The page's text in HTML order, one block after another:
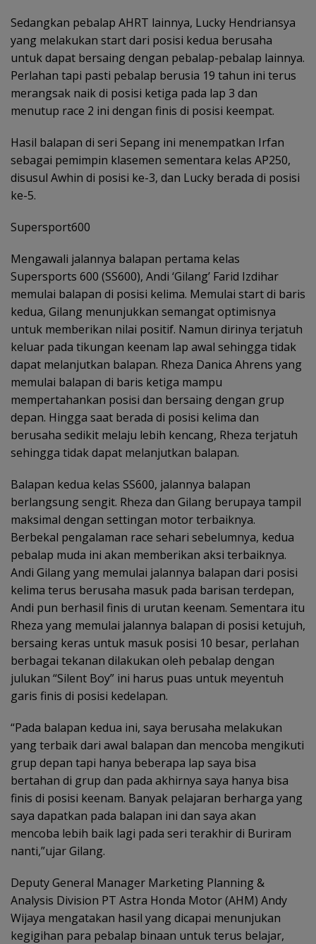
Sedangkan pebalap AHRT lainnya, Lucky Hendriansya
yang melakukan start dari posisi kedua berusaha
untuk dapat bersaing dengan pebalap-pebalap lainnya.
Perlahan tapi pasti pebalap berusia 19 tahun ini terus
merangsak naik di posisi ketiga pada lap 3 dan
menutup race 2 ini dengan finis di posisi keempat.
Hasil balapan di seri Sepang ini menempatkan Irfan
sebagai pemimpin klasemen sementara kelas AP250,
disusul Awhin di posisi ke-3, dan Lucky berada di posisi
ke-5.
Supersport600
Mengawali jalannya balapan pertama kelas
Supersports 600 (SS600), Andi ‘Gilang’ Farid Izdihar
memulai balapan di posisi kelima. Memulai start di baris
kedua, Gilang menunjukkan semangat optimisnya
untuk memberikan nilai positif. Namun dirinya terjatuh
keluar pada tikungan keenam lap awal sehingga tidak
dapat melanjutkan balapan. Rheza Danica Ahrens yang
memulai balapan di baris ketiga mampu
mempertahankan posisi dan bersaing dengan grup
depan. Hingga saat berada di posisi kelima dan
berusaha sedikit melaju lebih kencang, Rheza terjatuh
sehingga tidak dapat melanjutkan balapan.
Balapan kedua kelas SS600, jalannya balapan
berlangsung sengit. Rheza dan Gilang berupaya tampil
maksimal dengan settingan motor terbaiknya.
Berbekal pengalaman race sehari sebelumnya, kedua
pebalap muda ini akan memberikan aksi terbaiknya.
Andi Gilang yang memulai jalannya balapan dari posisi
kelima terus berusaha masuk pada barisan terdepan,
Andi pun berhasil finis di urutan keenam. Sementara itu
Rheza yang memulai jalannya balapan di posisi ketujuh,
bersaing keras untuk masuk posisi 10 besar, perlahan
berbagai tekanan dilakukan oleh pebalap dengan
julukan “Silent Boy” ini harus puas untuk meyentuh
garis finis di posisi kedelapan.
“Pada balapan kedua ini, saya berusaha melakukan
yang terbaik dari awal balapan dan mencoba mengikuti
grup depan tapi hanya beberapa lap saya bisa
bertahan di grup dan pada akhirnya saya hanya bisa
finis di posisi keenam. Banyak pelajaran berharga yang
saya dapatkan pada balapan ini dan saya akan
mencoba lebih baik lagi pada seri terakhir di Buriram
nanti,”ujar Gilang.
Deputy General Manager Marketing Planning &
Analysis Division PT Astra Honda Motor (AHM) Andy
Wijaya mengatakan hasil yang dicapai menunjukan
kegigihan para pebalap binaan untuk terus belajar,